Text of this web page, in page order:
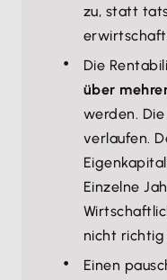
zu, statt
Die
über
werden.
verlaufen.
Einzelne
nicht
Einen